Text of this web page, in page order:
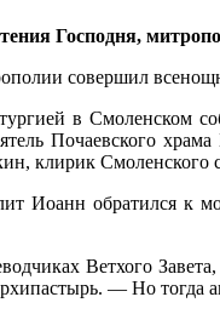
Господня,
совершил
в Смоленском
Почаевского
клирик Смоленского
Иоанн обратился к
Ветхого
— Но тогда